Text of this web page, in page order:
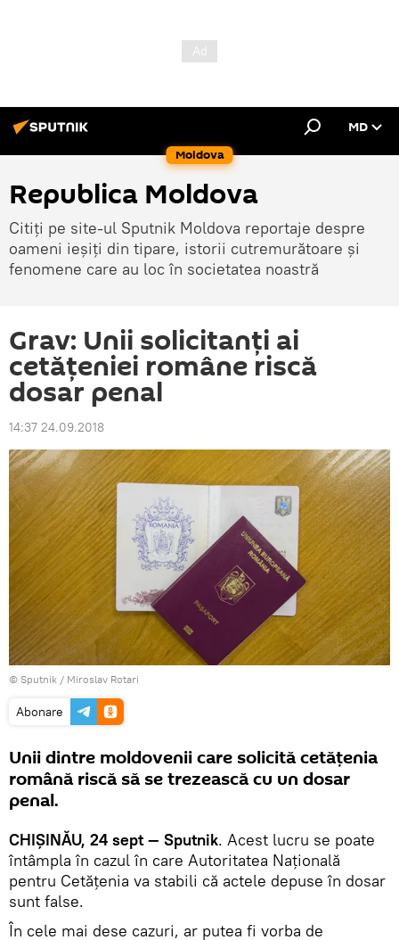
Moldova
MD
Republica Moldova
Citiți pe site-ul Sputnik Moldova reportaje despre
oameni ieșiți din tipare, istorii cutremurătoare și
fenomene care au loc în societatea noastră
Grav: Unii solicitanți ai
cetățeniei române riscă
dosar penal
14:37 24.09.2018
© Sputnik / Miroslav Rotari
Abonare
Unii dintre moldovenii care solicită cetățenia
română riscă să se trezească cu un dosar
penal.
CHIȘINĂU, 24 sept — Sputnik. Acest lucru se poate
întâmpla în cazul în care Autoritatea Națională
pentru Cetățenia va stabili că actele depuse în dosar
sunt false.
În cele mai dese cazuri, ar putea fi vorba de